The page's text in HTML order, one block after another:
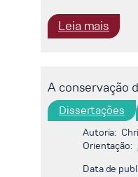
Leia mais
UMA
DO
DE
A conservação
Dissertações
Autoria:
Orientação:
Data de